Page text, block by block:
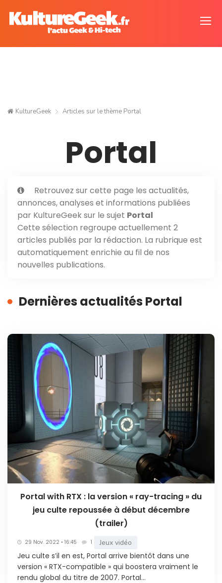
KultureGeek Articles sur le thème Portal
Portal
Retrouvez sur cette page les actualités,
annonces, analyses et informations publiées
par KultureGeek sur le sujet Portal
Cette sélection regroupe actuellement 2
articles publiés par la rédaction. La rubrique est
automatiquement enrichie au fil de nos
nouvelles publications.
Dernières actualités Portal
Portal with RTX : la version « ray-tracing » du
jeu culte repoussée à début décembre
(trailer)
29 Nov. 2022 • 16:45 1 Jeux vidéo
Jeu culte s’il en est, Portal arrive bientôt dans une
version « RTX-compatible » qui boostera vraiment le
rendu global du titre de 2007. Portal...